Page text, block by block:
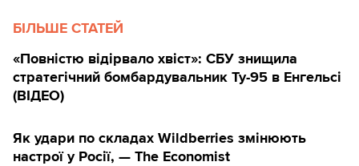
БІЛЬШЕ СТАТЕЙ
«Повністю відірвало хвіст»: СБУ знищила
стратегічний бомбардувальник Ту-95 в Енгельсі
(ВІДЕО)
Як удари по складах Wildberries змінюють
настрої у Росії, — The Economist